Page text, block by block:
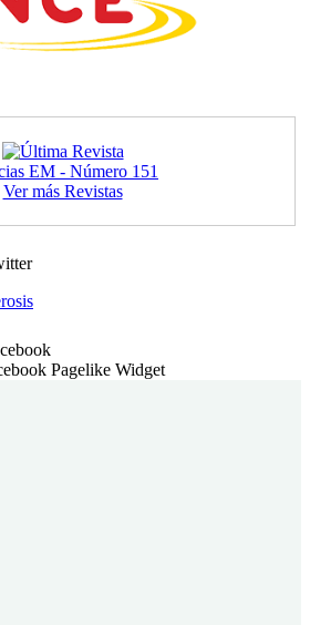
EM - Número 151
Ver más Revistas